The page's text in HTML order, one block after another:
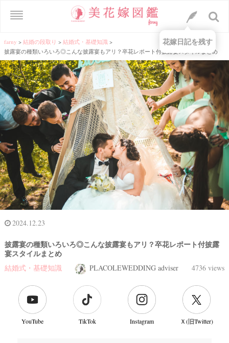
farny > 結婚の段取り > 結婚式・基礎知識 >
披露宴の種類いろいろ◎こんな披露宴もアリ？卒花レポート付披露宴スタイルまとめ
2024.12.23
披露宴の種類いろいろ◎こんな披露宴もアリ？卒花レポート付披露
宴スタイルまとめ
結婚式・基礎知識 PLACOLEWEDDING adviser 4736 views
YouTube TikTok Instagram Ｘ(旧Twitter)
花嫁日記を残す